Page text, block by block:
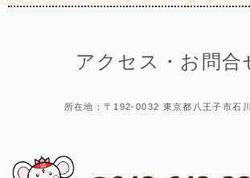
アクセス・お問合
所在地：〒192-0032 東京都八王子市石